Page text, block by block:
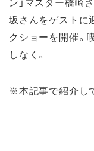
坂さんをゲストに
クショーを開催。
しなく。
※本記事で紹介し